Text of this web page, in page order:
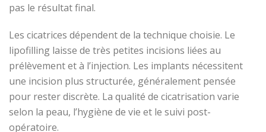
pas le résultat final.
Les cicatrices dépendent de la technique choisie. Le
lipofilling laisse de très petites incisions liées au
prélèvement et à l’injection. Les implants nécessitent
une incision plus structurée, généralement pensée
pour rester discrète. La qualité de cicatrisation varie
selon la peau, l’hygiène de vie et le suivi post-
opératoire.